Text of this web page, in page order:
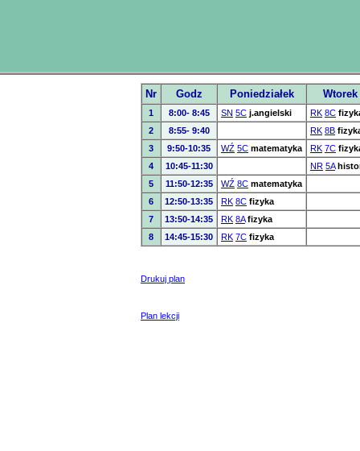
Nr Godz Poniedziałek Wtorek
1 8:00- 8:45 SN 5C j.angielski RK 8C
2
8:55- 9:40 RK 8B
3
9:50-10:35 WŹ 5C matematyka RK 7C
4
10:45-11:30 NR 5A
5
11:50-12:35 WŹ 8C matematyka
6
12:50-13:35 RK 8C fizyka
7
13:50-14:35 RK 8A fizyka
8
14:45-15:30 RK 7C fizyka
Drukuj plan
Plan lekcji